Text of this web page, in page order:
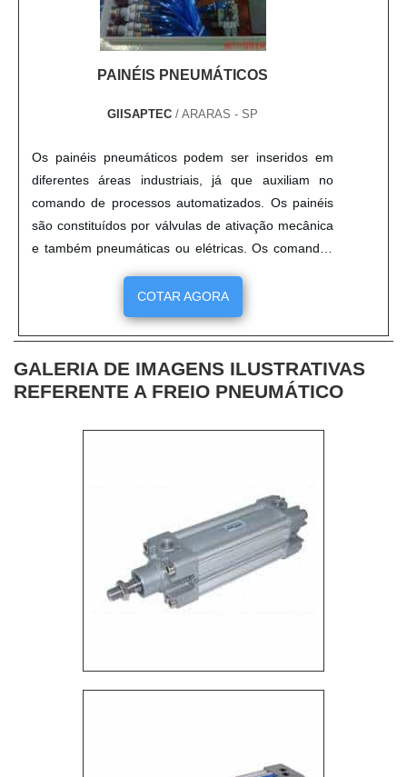
PAINÉIS PNEUMÁTICOS
GIISAPTEC / ARARAS - SP
Os painéis pneumáticos podem ser inseridos em
diferentes áreas industriais, já que auxiliam no
comando de processos automatizados. Os painéis
são constituídos por válvulas de ativação mecânica
e também pneumáticas ou elétricas. Os comandos
são dados por meio de conectores de diferentes
tipos, de acordo com a necessidade. A versatilidade
dos painéis faz com que ele seja empregado em
diversos setores, como: Empresas metalúrgicas;
Automobilísti....
COTAR AGORA
GALERIA DE IMAGENS ILUSTRATIVAS
REFERENTE A FREIO PNEUMÁTICO